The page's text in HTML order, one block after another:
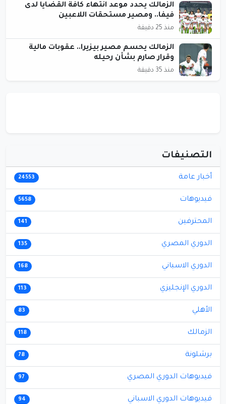
الزمالك يحدد موعد انتهاء كافة القضايا لدى
فيفا.. ومصير مستحقات اللاعبين
منذ 25 دقيقة
الزمالك يحسم مصير بيزيرا.. عقوبات مالية
وقرار صارم بشأن رحيله
منذ 35 دقيقة
التصنيفات
أخبار عامة 24553
فيديوهات 5658
المحترفين 141
الدوري المصري 135
الدوري الاسباني 168
الدوري الإنجليزي 113
الأهلي 83
الزمالك 118
برشلونة 78
فيديوهات الدوري المصري 97
فيديوهات الدوري الاسباني 94